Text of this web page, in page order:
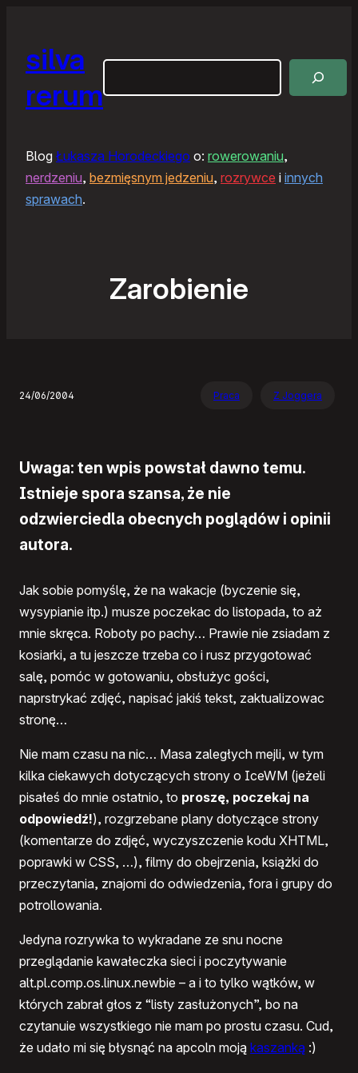
silva
rerum
Blog Łukasza Horodeckiego o: rowerowaniu,
nerdzeniu, bezmięsnym jedzeniu, rozrywce i innych
sprawach.
Zarobienie
24/06/2004 Praca Z Joggera
Uwaga: ten wpis powstał dawno temu.
Istnieje spora szansa, że nie
odzwierciedla obecnych poglądów i opinii
autora.
Jak sobie pomyślę, że na wakacje (byczenie się,
wysypianie itp.) musze poczekac do listopada, to aż
mnie skręca. Roboty po pachy… Prawie nie zsiadam z
kosiarki, a tu jeszcze trzeba co i rusz przygotować
salę, pomóc w gotowaniu, obsłużyc gości,
naprstrykać zdjęć, napisać jakiś tekst, zaktualizowac
stronę…
Nie mam czasu na nic… Masa zaległych mejli, w tym
kilka ciekawych dotyczących strony o IceWM (jeżeli
pisałeś do mnie ostatnio, to proszę, poczekaj na
odpowiedź!), rozgrzebane plany dotyczące strony
(komentarze do zdjęć, wyczyszczenie kodu XHTML,
poprawki w CSS, …), filmy do obejrzenia, książki do
przeczytania, znajomi do odwiedzenia, fora i grupy do
potrollowania.
Jedyna rozrywka to wykradane ze snu nocne
przeglądanie kawałeczka sieci i poczytywanie
alt.pl.comp.os.linux.newbie – a i to tylko wątków, w
których zabrał głos z “listy zasłużonych”, bo na
czytanuie wszystkiego nie mam po prostu czasu. Cud,
że udało mi się błysnąć na apcoln moją kaszanką :)